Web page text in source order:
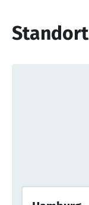
Standort